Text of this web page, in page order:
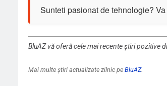
Sunteti pasionat de tehnologie?
BluAZ vă oferă cele mai recente știri pozitive
Mai multe știri actualizate zilnic pe BluAZ.